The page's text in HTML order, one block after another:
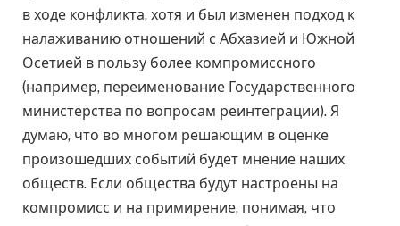
в ходе конфликта, хотя и был изменен подход к
налаживанию отношений с Абхазией и Южной
Осетией в пользу более компромиссного
(например, переименование Государственного
министерства по вопросам реинтеграции). Я
думаю, что во многом решающим в оценке
произошедших событий будет мнение наших
обществ. Если общества будут настроены на
компромисс и на примирение, понимая, что